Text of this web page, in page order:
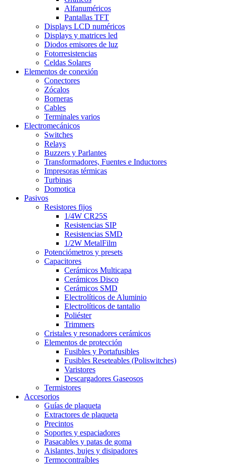
Alfanuméricos
Pantallas TFT
Displays LCD numéricos
Displays y matrices led
Diodos emisores de luz
Fotorresistencias
Celdas Solares
Elementos de conexión
Conectores
Zócalos
Borneras
Cables
Terminales varios
Electromecánicos
Switches
Relays
Buzzers y Parlantes
Transformadores, Fuentes e Inductores
Impresoras térmicas
Turbinas
Domotica
Pasivos
Resistores fijos
1/4W CR25S
Resistencias SIP
Resistencias SMD
1/2W MetalFilm
Potenciómetros y presets
Capacitores
Cerámicos Multicapa
Cerámicos Disco
Cerámicos SMD
Electrolíticos de Aluminio
Electrolíticos de tantalio
Poliéster
Trimmers
Cristales y resonadores cerámicos
Elementos de protección
Fusibles y Portafusibles
Fusibles Reseteables (Poliswitches)
Varistores
Descargadores Gaseosos
Termistores
Accesorios
Guías de plaqueta
Extractores de plaqueta
Precintos
Soportes y espaciadores
Pasacables y patas de goma
Aislantes, bujes y disipadores
Termocontraíbles